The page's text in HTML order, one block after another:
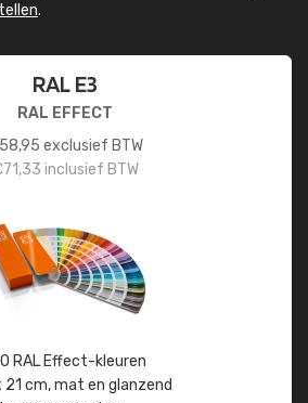
.
RAL E3
RAL EFFECT
exclusief BTW
71,33 inclusief BTW
RAL Effect-kleuren
21 cm, mat en glanzend